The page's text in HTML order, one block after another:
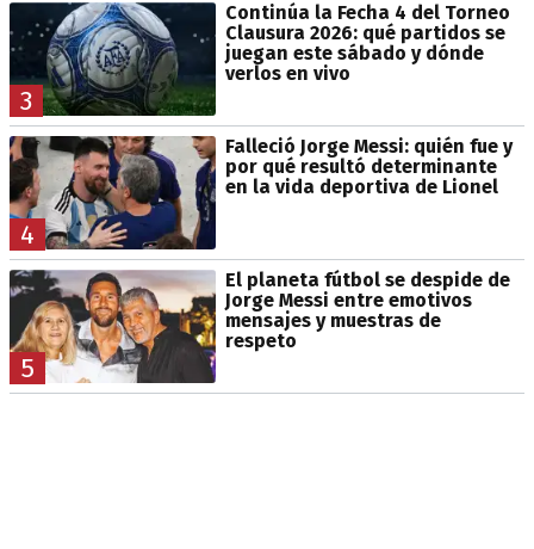
3
Continúa la Fecha 4 del Torneo
Clausura 2026: qué partidos se
juegan este sábado y dónde
verlos en vivo
4
Falleció Jorge Messi: quién fue y
por qué resultó determinante
en la vida deportiva de Lionel
5
El planeta fútbol se despide de
Jorge Messi entre emotivos
mensajes y muestras de
respeto